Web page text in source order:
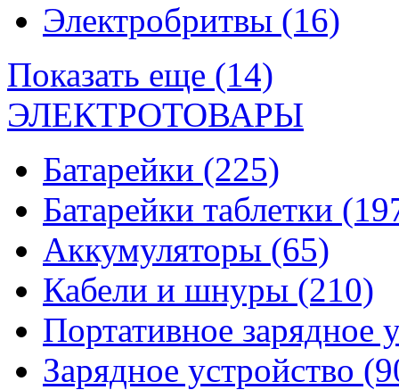
Электробритвы (16)
Показать еще (14)
ЭЛЕКТРОТОВАРЫ
Батарейки (225)
Батарейки таблетки
Аккумуляторы (65)
Кабели и шнуры (210)
Портативное зарядное
Зарядное устройство